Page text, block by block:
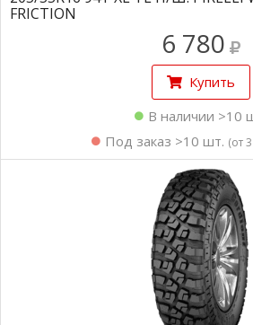
FRICTION
6 780
Купить
В наличии >10
Под заказ >10 шт. (от